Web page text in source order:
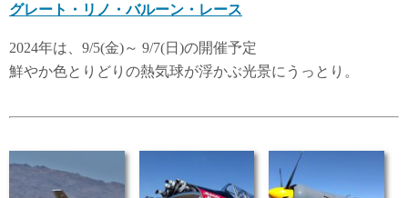
グレート・リノ・バルーン・レース
2024年は、9/5(金)～ 9/7(日)の開催予定
鮮やか色とりどりの熱気球が浮かぶ光景にうっとり。